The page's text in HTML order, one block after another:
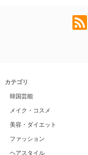
カテゴリ
韓国芸能
メイク・コスメ
美容・ダイエット
ファッション
ヘアスタイル